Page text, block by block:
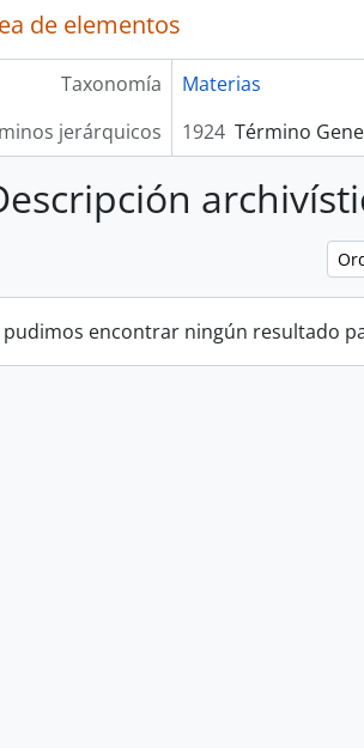
de elementos
Taxonomía
Materias
jerárquicos
1924 Término
pudimos encontrar ningún resultado